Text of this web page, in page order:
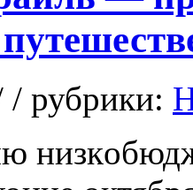
рубрики: